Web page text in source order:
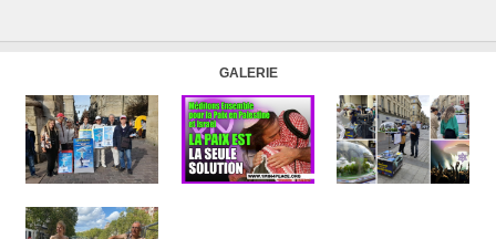
GALERIE